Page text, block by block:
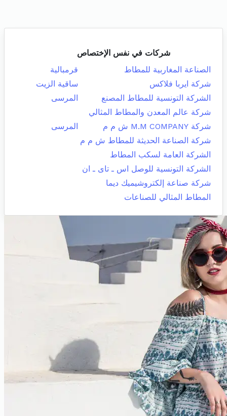
شركات في نفس الإختصاص
الصناعة المغاربية للمطاط
قرمبالية
شركة ايربا فلاكس
ساقية الزيت
الشركة التونسية للمطاط المصنع
المرسى
شركة عالم المعدن والمطاط المثالي
شركة M.M COMPANY ش م م
المرسى
شركة الصناعة الحديثة للمطاط ش م م
الشركة العامة لسكب المطاط
الشركة التونسية للوصل اس ـ تاى ـ ان
شركة صناعة إلكتروشيميك ديما
المطاط المثالي للصناعات